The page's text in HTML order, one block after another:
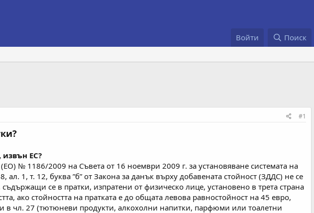
Войти Поиск
#1
извън ЕС?
№ 1186/2009 на Съвета от 16 ноември 2009 г. за установяване системата на
1, т. 12, буква ”б” от Закона за данък върху добавената стойност (ЗДДС) не се
се в пратки, изпратени от физическо лице, установено в трета страна
ако стойността на пратката е до общата левова равностойност на 45 евро,
в чл. 27 (тютюневи продукти, алкохолни напитки, парфюми или тоалетни